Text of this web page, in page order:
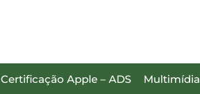
Certificação Apple – ADS Multimídia